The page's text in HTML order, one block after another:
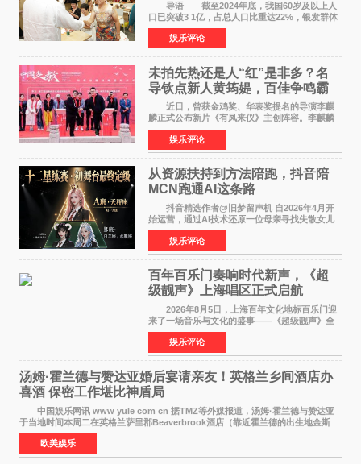
导语 截至2024年底，我国60岁及以上人
口已突破3 1亿，占总人口比重达22%，银发群体
的精神文化需求日益凸显。2024年1月，国务院办
公厅印发《关于发展银发经济增进老年人福祉的
意见》——这是
娱乐评论
未拍先热还是人“红”是非多？名
导钦点新人黄筠媞，百佳争鸣霸
气回应
近日，曾获金鸡奖、华表奖提名的导演李麒
麟正式公布新片《有凤来仪》主创阵容。李麒麟
早年凭电影《华容道》获得金鸡奖、华表奖提
名，此后长期参与国内外电影制作，其担任制片
人参与的作品亦曾
娱乐评论
从资源扶持到方法陪跑，抖音陪
MCN跑通AI这条路
抖音精选作者@旧梦留声机 自2026年4月开
始运营，通过AI技术还原一位母亲寻找失散女儿
的故事，凭借强情感表达获得大量用户关注，发
布仅21小时便获得超1亿曝光、超1000万互动。
此后，账号持续沿
娱乐评论
百年百乐门奏响时代新声，《超
级靓声》上海唱区正式启航
2026年8月5日，上海百年文化地标百乐门迎
来了一场音乐与文化的盛事——《超级靓声》全
国励志音乐公益节目上海唱区新闻发布会暨启动
仪式在此隆重举行。各界领导、嘉宾与媒体朋友
齐聚一堂，共同
娱乐评论
汤姆·霍兰德与赞达亚婚后宴请亲友！英格兰乡间酒店办
喜酒 保密工作堪比神盾局
中国娱乐网讯 www yule com cn 据TMZ等外媒报道，汤姆·霍兰德与赞达亚
于当地时间本周二在英格兰萨里郡Beaverbrook酒店（靠近霍兰德的出生地金斯
顿）举办婚宴，邀请家人与朋友们喝喜酒，庆祝
欧美娱乐